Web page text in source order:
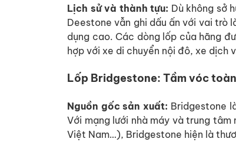
Lịch sử và thành tựu: Dù không sở
Deestone vẫn ghi dấu ấn với vai trò
dụng cao. Các dòng lốp của hãng
hợp với xe di chuyển nội đô, xe dịch
Lốp Bridgestone: Tầm vóc
Nguồn gốc sản xuất: Bridgestone
Với mạng lưới nhà máy và trung
Việt Nam…), Bridgestone hiện là